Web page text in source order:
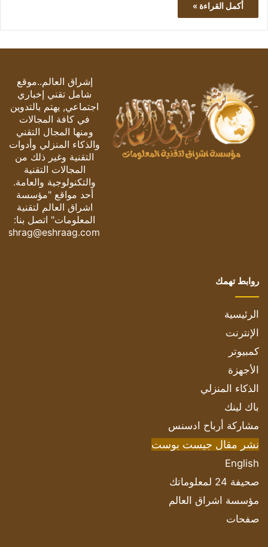
أكمل القراءة »
إشراق العالم..موقع
شامل تقني إخباري
اجتماعي, يهتم بالتدوين
في كافة المجالات
ومنها المجال التقني
والذكاء المنزلي وأدوات
التقنية وغير ذلك من
المجالات التقنية
والتكنولوجية والعامة.
أحد مواقع "مؤسسة
اشراق العالم لتقنية
المعلومات" اتصل بنا:
eshrag@eshraag.com
روابط تهمك
الرئيسية
الإنترنت
كمبيوتر
الأجهزة
الذكاء المنزلي
باك لينك
مشاركة أرباح ادسنس
نشر مقال جيست بوست
English
صحيفة 24 لمعلوماتك
مؤسسة اشراق العالم
صفحات